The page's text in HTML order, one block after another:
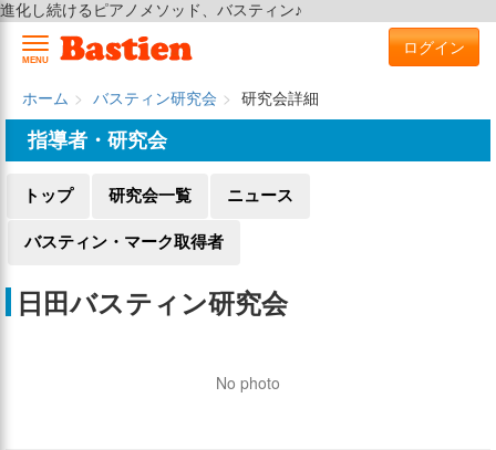
進化し続けるピアノメソッド、バスティン♪
MENU
ログイン
ホーム バスティン研究会
研究会詳細
指導者・研究会
トップ 研究会一覧 ニュース
バスティン・マーク取得者
日田バスティン研究会
No photo